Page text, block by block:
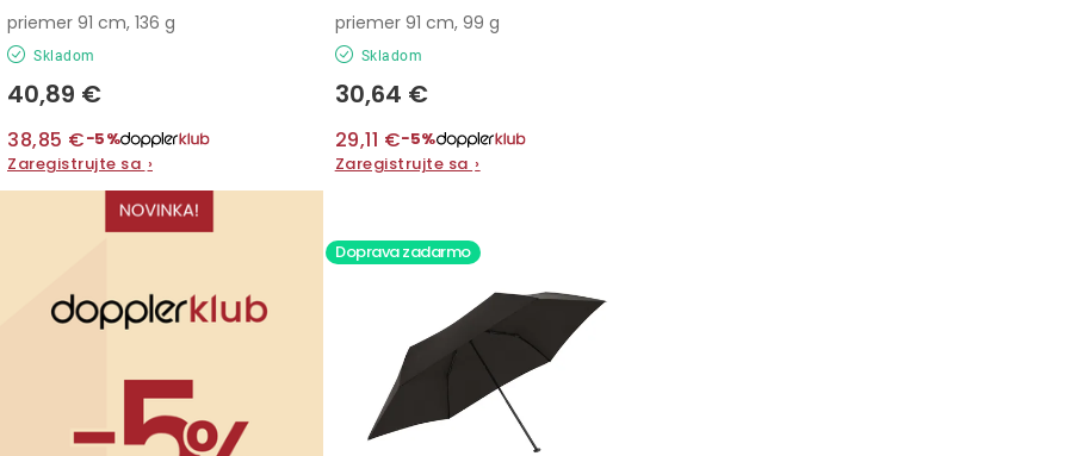
u
k
t
o
v
u
k
t
o
Skladom
40,89 €
38,85 €−5%
Zaregistrujte sa ›
priemer 91 cm, 136 g
Skladom
30,64 €
29,11 €−5%
Zaregistrujte sa ›
priemer 91 cm, 99 g
Doprava zadarmo